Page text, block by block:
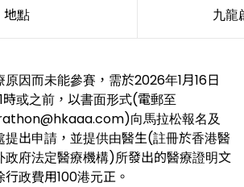
地點 九龍
因而未能參賽，需於2026年1月16日
時或之前，以書面形式(電郵至
向馬拉松報名及
提出申請，並提供由醫生(註冊於香港醫
政府法定醫療機構)所發出的醫療證明文
政費用100港元正。